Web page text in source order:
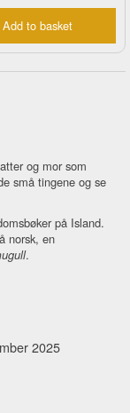
Add to basket
og mor som
små tingene og se
på Island.
norsk, en
.
2025